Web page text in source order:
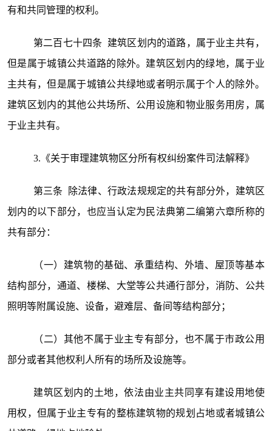
有和共同管理的权利。
第二百七十四条 建筑区划内的道路，属于业主共有，
但是属于城镇公共道路的除外。建筑区划内的绿地，属于业
主共有，但是属于城镇公共绿地或者明示属于个人的除外。
建筑区划内的其他公共场所、公用设施和物业服务用房，属
于业主共有。
3.《关于审理建筑物区分所有权纠纷案件司法解释》
第三条 除法律、行政法规规定的共有部分外，建筑区
划内的以下部分，也应当认定为民法典第二编第六章所称的
共有部分：
（一）建筑物的基础、承重结构、外墙、屋顶等基本
结构部分，通道、楼梯、大堂等公共通行部分，消防、公共
照明等附属设施、设备，避难层、备间等结构部分；
（二）其他不属于业主专有部分，也不属于市政公用
部分或者其他权利人所有的场所及设施等。
建筑区划内的土地，依法由业主共同享有建设用地使
用权，但属于业主专有的整栋建筑物的规划占地或者城镇公